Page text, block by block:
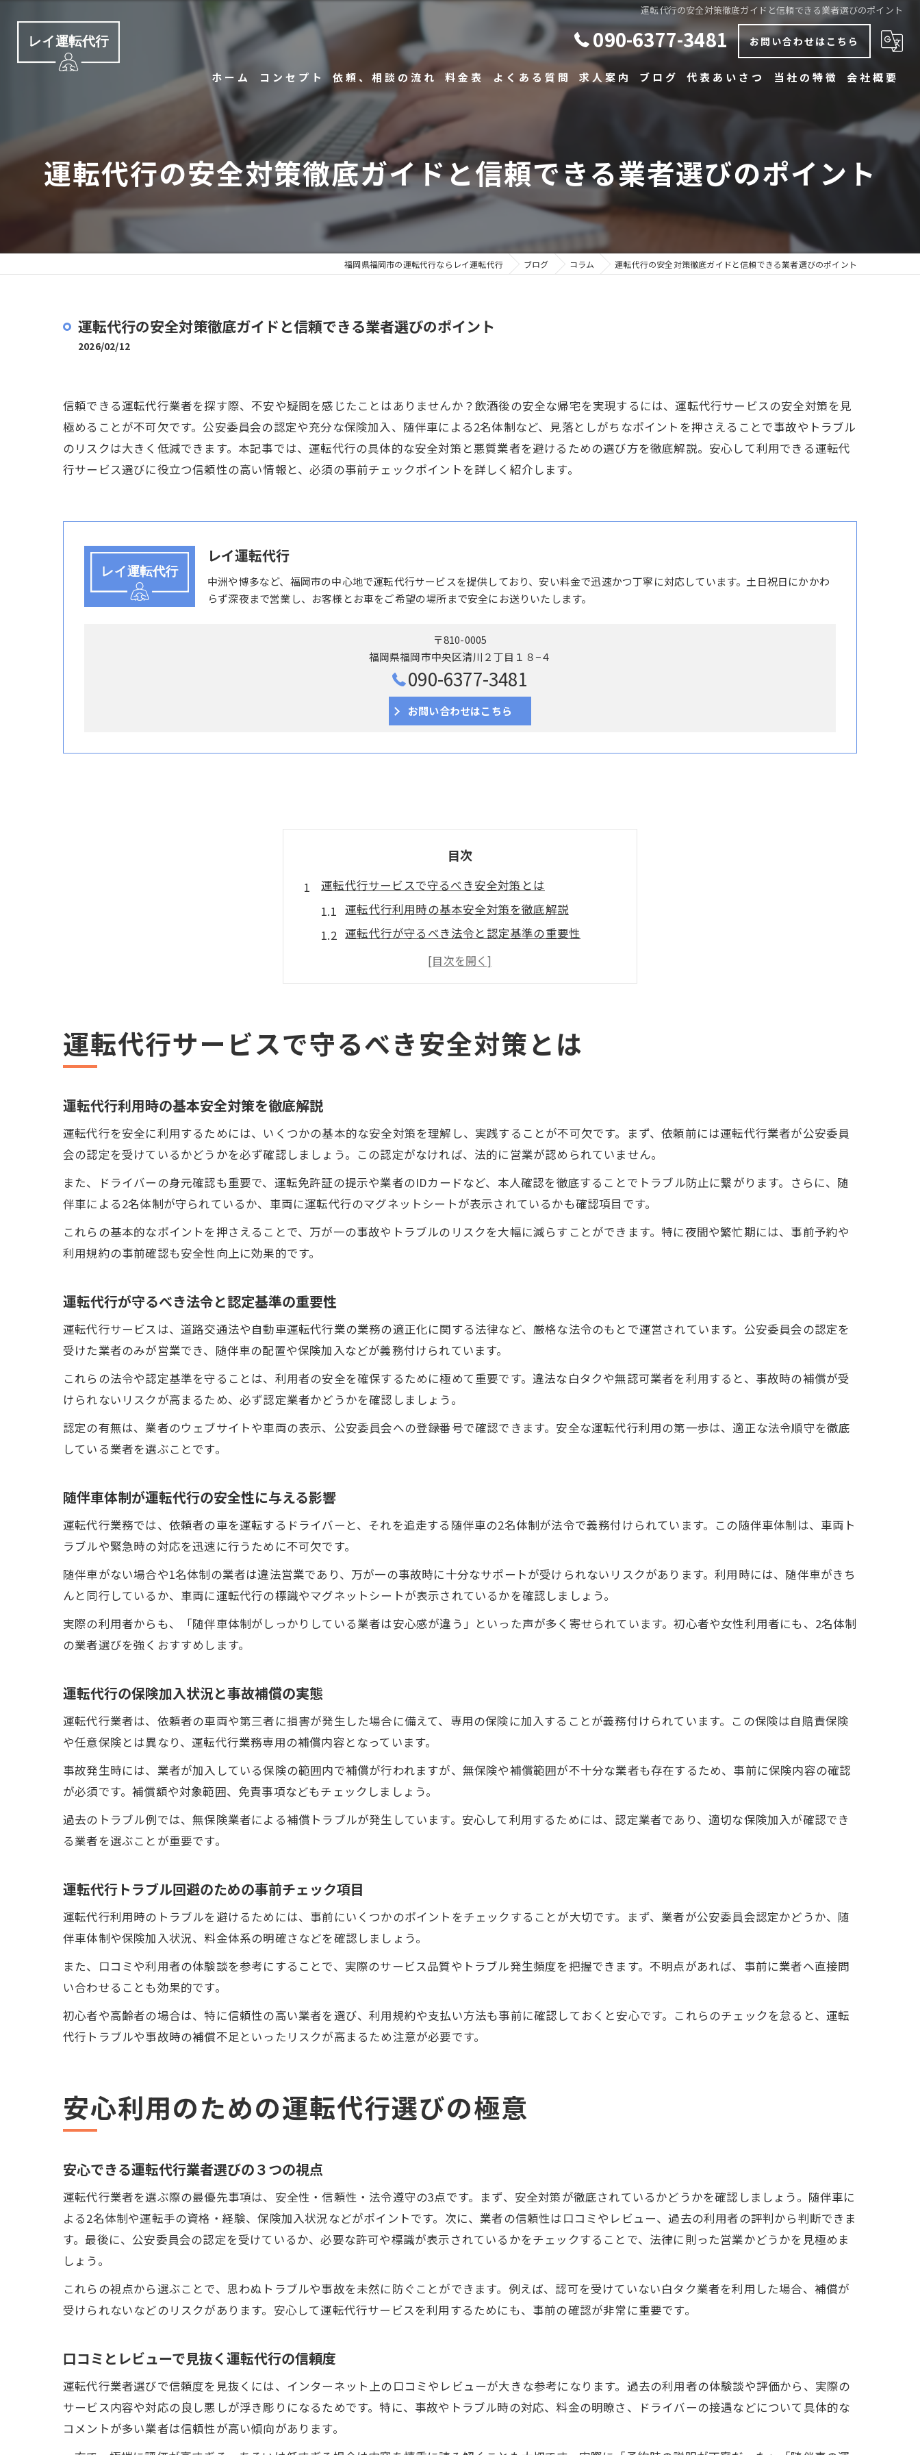
運転代行の安全対策徹底ガイドと信頼できる業者選びのポイント
090-6377-3481 お問い合わせはこちら
ホーム コンセプト 依頼、相談の流れ 料金表 よくある質問 求人案内 ブログ 代表あいさつ 当社の特徴
中洲の運転代行
会社概要
運転代行の安全対策徹底ガイドと信頼できる業者選びのポイント
福岡県福岡市の運転代行ならレイ運転代行 ブログ コラム 運転代行の安全対策徹底ガイドと信頼できる業者選びのポイント
運転代行の安全対策徹底ガイドと信頼できる業者選びのポイント
2026/02/12
信頼できる運転代行業者を探す際、不安や疑問を感じたことはありませんか？飲酒後の安全な帰宅を実現するには、運転代行サービスの安全対策を見
極めることが不可欠です。公安委員会の認定や充分な保険加入、随伴車による2名体制など、見落としがちなポイントを押さえることで事故やトラブル
のリスクは大きく低減できます。本記事では、運転代行の具体的な安全対策と悪質業者を避けるための選び方を徹底解説。安心して利用できる運転代
行サービス選びに役立つ信頼性の高い情報と、必須の事前チェックポイントを詳しく紹介します。
レイ運転代行
中洲や博多など、福岡市の中心地で運転代行サービスを提供しており、安い料金で迅速かつ丁寧に対応しています。土日祝日にかかわ
らず深夜まで営業し、お客様とお車をご希望の場所まで安全にお送りいたします。
〒810-0005
福岡県福岡市中央区清川２丁目１８−４
090-6377-3481
お問い合わせはこちら
目次
運転代行サービスで守るべき安全対策とは
運転代行利用時の基本安全対策を徹底解説
運転代行が守るべき法令と認定基準の重要性
随伴車体制が運転代行の安全性に与える影響
運転代行の保険加入状況と事故補償の実態
安心利用のための運転代行選びの極意
安心できる運転代行業者選びの３つの視点
公安委員会認定の運転代行ならではの安心感
運転代行利用前の確認ポイントとトラブル予防法
運転代行の随伴車体制がもたらす安全の違い
運転代行利用時に白タク業者を見分ける方法
運転代行の標識や車両の合法性を確認しよう
運転代行利用時のトラブル事例と回避策
運転代行業者の説明義務とトラブル事例の把握
利用前に確認すべき運転代行の保険内容
随伴車体制の有無で運転代行の安全性が変わる理由
安全運転を実現する運転代行の基本マナー
運転代行利用時に守るべき乗車マナーとは
運転代行サービス利用後の車両チェック方法
運転代行サービスで守るべき安全対策とは
運転代行利用時の基本安全対策を徹底解説
運転代行を安全に利用するためには、いくつかの基本的な安全対策を理解し、実践することが不可欠です。まず、依頼前には運転代行業者が公安委員
会の認定を受けているかどうかを必ず確認しましょう。この認定がなければ、法的に営業が認められていません。
また、ドライバーの身元確認も重要で、運転免許証の提示や業者のIDカードなど、本人確認を徹底することでトラブル防止に繋がります。さらに、随
伴車による2名体制が守られているか、車両に運転代行のマグネットシートが表示されているかも確認項目です。
これらの基本的なポイントを押さえることで、万が一の事故やトラブルのリスクを大幅に減らすことができます。特に夜間や繁忙期には、事前予約や
利用規約の事前確認も安全性向上に効果的です。
運転代行が守るべき法令と認定基準の重要性
運転代行サービスは、道路交通法や自動車運転代行業の業務の適正化に関する法律など、厳格な法令のもとで運営されています。公安委員会の認定を
受けた業者のみが営業でき、随伴車の配置や保険加入などが義務付けられています。
これらの法令や認定基準を守ることは、利用者の安全を確保するために極めて重要です。違法な白タクや無認可業者を利用すると、事故時の補償が受
けられないリスクが高まるため、必ず認定業者かどうかを確認しましょう。
認定の有無は、業者のウェブサイトや車両の表示、公安委員会への登録番号で確認できます。安全な運転代行利用の第一歩は、適正な法令順守を徹底
している業者を選ぶことです。
随伴車体制が運転代行の安全性に与える影響
運転代行業務では、依頼者の車を運転するドライバーと、それを追走する随伴車の2名体制が法令で義務付けられています。この随伴車体制は、車両ト
ラブルや緊急時の対応を迅速に行うために不可欠です。
随伴車がない場合や1名体制の業者は違法営業であり、万が一の事故時に十分なサポートが受けられないリスクがあります。利用時には、随伴車がきち
んと同行しているか、車両に運転代行の標識やマグネットシートが表示されているかを確認しましょう。
実際の利用者からも、「随伴車体制がしっかりしている業者は安心感が違う」といった声が多く寄せられています。初心者や女性利用者にも、2名体制
の業者選びを強くおすすめします。
運転代行の保険加入状況と事故補償の実態
運転代行業者は、依頼者の車両や第三者に損害が発生した場合に備えて、専用の保険に加入することが義務付けられています。この保険は自賠責保険
や任意保険とは異なり、運転代行業務専用の補償内容となっています。
事故発生時には、業者が加入している保険の範囲内で補償が行われますが、無保険や補償範囲が不十分な業者も存在するため、事前に保険内容の確認
が必須です。補償額や対象範囲、免責事項などもチェックしましょう。
過去のトラブル例では、無保険業者による補償トラブルが発生しています。安心して利用するためには、認定業者であり、適切な保険加入が確認でき
る業者を選ぶことが重要です。
運転代行トラブル回避のための事前チェック項目
運転代行利用時のトラブルを避けるためには、事前にいくつかのポイントをチェックすることが大切です。まず、業者が公安委員会認定かどうか、随
伴車体制や保険加入状況、料金体系の明確さなどを確認しましょう。
また、口コミや利用者の体験談を参考にすることで、実際のサービス品質やトラブル発生頻度を把握できます。不明点があれば、事前に業者へ直接問
い合わせることも効果的です。
初心者や高齢者の場合は、特に信頼性の高い業者を選び、利用規約や支払い方法も事前に確認しておくと安心です。これらのチェックを怠ると、運転
代行トラブルや事故時の補償不足といったリスクが高まるため注意が必要です。
安心利用のための運転代行選びの極意
安心できる運転代行業者選びの３つの視点
運転代行業者を選ぶ際の最優先事項は、安全性・信頼性・法令遵守の3点です。まず、安全対策が徹底されているかどうかを確認しましょう。随伴車に
よる2名体制や運転手の資格・経験、保険加入状況などがポイントです。次に、業者の信頼性は口コミやレビュー、過去の利用者の評判から判断できま
す。最後に、公安委員会の認定を受けているか、必要な許可や標識が表示されているかをチェックすることで、法律に則った営業かどうかを見極めま
しょう。
これらの視点から選ぶことで、思わぬトラブルや事故を未然に防ぐことができます。例えば、認可を受けていない白タク業者を利用した場合、補償が
受けられないなどのリスクがあります。安心して運転代行サービスを利用するためにも、事前の確認が非常に重要です。
口コミとレビューで見抜く運転代行の信頼度
運転代行業者選びで信頼度を見抜くには、インターネット上の口コミやレビューが大きな参考になります。過去の利用者の体験談や評価から、実際の
サービス内容や対応の良し悪しが浮き彫りになるためです。特に、事故やトラブル時の対応、料金の明瞭さ、ドライバーの接遇などについて具体的な
コメントが多い業者は信頼性が高い傾向があります。